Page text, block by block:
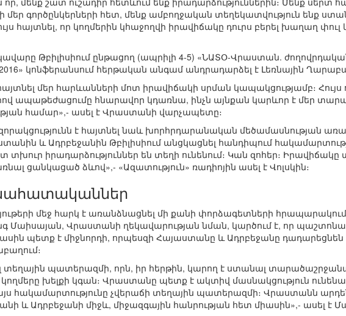
գործընկերների հետ, մենք ամբողջական տեղեկատվություն ենք
հայտնել, որ կողմերին կհաջողվի իրավիճակը դուրս բերել խաղաղ փուլ
Թբիլիսիում ընթացող (ապրիլի 4-5) «ՆԱՏՕ-Վրաստան.
կոնֆերանսում հերթական անգամ անդրադարձել է Լեռնային
մեր հարևանների մոտ իրավիճակի սրման կապակցությամբ։ Հույս
ապաթեժացումը հնարավոր կդառնա, ինչն այնքան կարևոր է մեր
համար»,- ասել է Վրաստանի վարչապետը։
է հայտնել նաև խորհրդարանական մեծամասնության
և Ադրբեջանին Թբիլիսիում անցկացնել հանդիպում
տխուր իրադարձություններ են տեղի ունենում։ Կան զոհեր։
ցանկացած ձևով»,- «Ազատություն» ռադիոյին ասել է Վոլսկին։
մեջ հարկ է առանձնացնել մի քանի փորձագետների
Վրաստանի ղեկավարության նման, կարծում է, որ
պետք է միջնորդի, որպեսզի Հայաստանը և Ադրբեջանը
տեղային պատերազմի, որն, իր հերթին, կարող է ստանալ
խելքի կգան։ Վրաստանը պետք է ակտիվ մասնակցություն ունենա
հակամարտությունը չվերաճի տեղային պատերազմի։ Վրաստանն
և Ադրբեջանի միջև, միջազգային հանրության հետ միասին»,- ասել է